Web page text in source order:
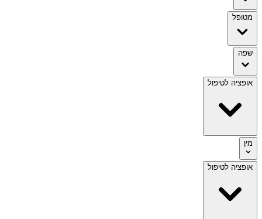
מטופל
שפה
אופציה לטיפול
מין
אופציה לטיפול